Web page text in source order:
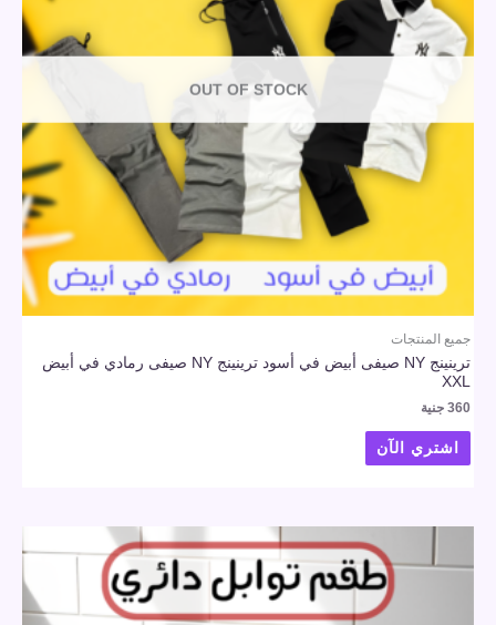
OUT OF STOCK
جميع المنتجات
ترينينج NY صيفى أبيض في أسود ترينينج NY صيفى رمادي في أبيض
XXL
360 جنية
اشتري الآن